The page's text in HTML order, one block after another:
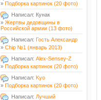
» Подборка картинок (20 фото)
Написал: Кунак
» Жертвы дедовщины в
Российской армии (13 фото)
Написал: Гость Александр
» Chip №1 (январь 2013)
Написал: Alex-Sensey-Z
» Подборка картинок (20 фото)
Написал: Kyo
» Подборка картинок (20 фото)
Написал: Лучший